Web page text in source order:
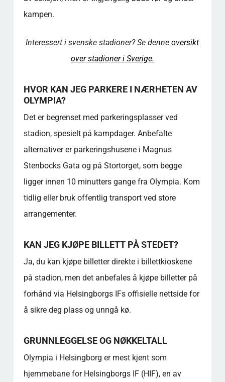
kampen.
Interessert i svenske stadioner? Se denneoversikt
over stadioner i Sverige.
HVOR KAN JEG PARKERE I NÆRHETEN AV
OLYMPIA?
Det er begrenset med parkeringsplasser ved
stadion, spesielt på kampdager. Anbefalte
alternativer er parkeringshusene i Magnus
Stenbocks Gata og på Stortorget, som begge
ligger innen 10 minutters gange fra Olympia. Kom
tidlig eller bruk offentlig transport ved store
arrangementer.
KAN JEG KJØPE BILLETT PÅ STEDET?
Ja, du kan kjøpe billetter direkte i billettkioskene
på stadion, men det anbefales å kjøpe billetter på
forhånd via Helsingborgs IFs offisielle nettside for
å sikre deg plass og unngå kø.
GRUNNLEGGELSE OG NØKKELTALL
Olympia i Helsingborg er mest kjent som
hjemmebane for Helsingborgs IF (HIF), en av
IKONISKE SANGER
SAMMENLIGNING AV MEDLEMSKAP
FAKTAOVERSIKT - GODT Å VITE
FAQ - OLYMPIA (HELSINGBORG)
på Olympia i Helsingborg?
Kan jeg kjøpe mat og drikke inne på stadion?
Hvordan kjøper jeg billetter til en kamp på
Er Olympiastadion tilgjengelig for
rullestolbrukere?
Hvilke offentlige transportalternativer er
tilgjengelige for å komme til stadion?
Finnes det noen fasiliteter inne på stadion for
barnefamilier?
Finnes det en offisiell butikk eller et museum
Hva er de beste sitteplassene for ulike typer
fans?
besøker stadion?